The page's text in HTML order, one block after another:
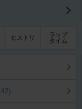
ヒストリ
ラップ
タイム